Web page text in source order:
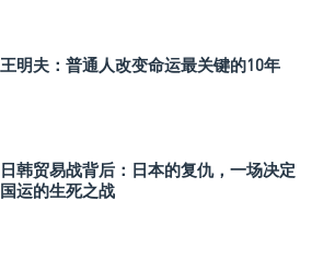
王明夫：普通人改变命运最关键的10年
日韩贸易战背后：日本的复仇，一场决定
国运的生死之战